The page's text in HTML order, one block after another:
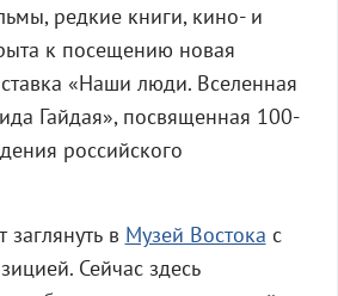
редкие книги, кино- и
к посещению новая
«Наши люди. Вселенная
Гайдая», посвященная 100-
российского
заглянуть в Музей Востока с
Сейчас здесь